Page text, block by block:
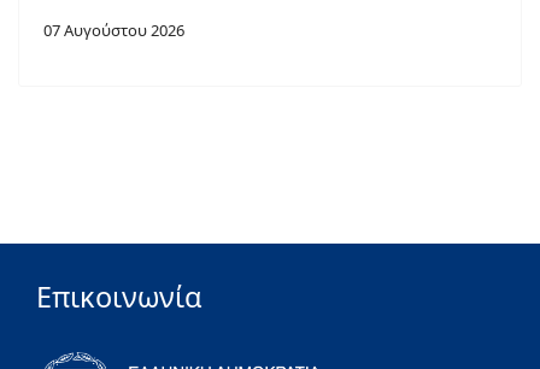
07 Αυγούστου 2026
Επικοινωνία